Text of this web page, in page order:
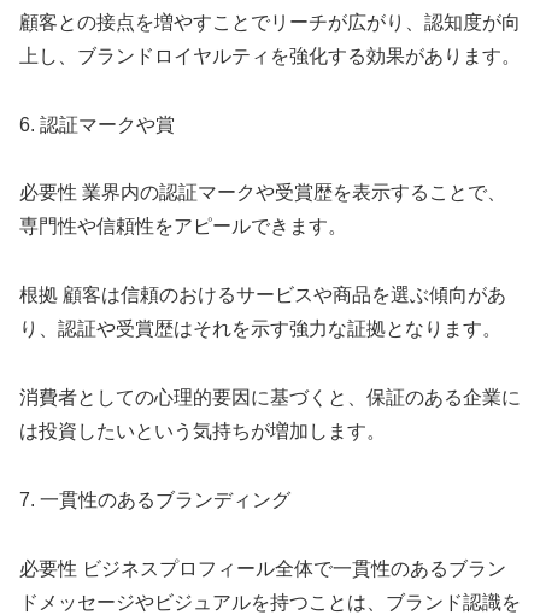
顧客との接点を増やすことでリーチが広がり、認知度が向
上し、ブランドロイヤルティを強化する効果があります。
6. 認証マークや賞
必要性 業界内の認証マークや受賞歴を表示することで、
専門性や信頼性をアピールできます。
根拠 顧客は信頼のおけるサービスや商品を選ぶ傾向があ
り、認証や受賞歴はそれを示す強力な証拠となります。
消費者としての心理的要因に基づくと、保証のある企業に
は投資したいという気持ちが増加します。
7. 一貫性のあるブランディング
必要性 ビジネスプロフィール全体で一貫性のあるブラン
ドメッセージやビジュアルを持つことは、ブランド認識を